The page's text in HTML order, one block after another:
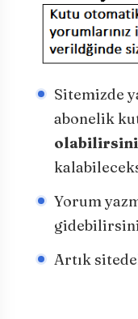
Sitemizde
abonelik
Yorum
Artık